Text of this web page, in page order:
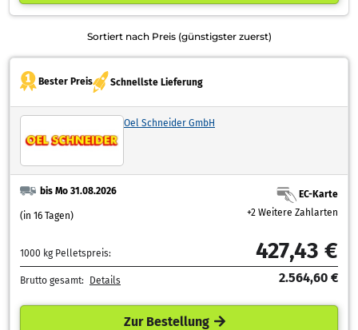
Sortiert nach Preis (günstigster zuerst)
Bester Preis Schnellste Lieferung
Oel Schneider GmbH
bis Mo 31.08.2026
(in 16 Tagen)
EC-Karte
+2 Weitere Zahlarten
1000 kg Pelletspreis: 427,43 €
Brutto gesamt: Details 2.564,60 €
Zur Bestellung